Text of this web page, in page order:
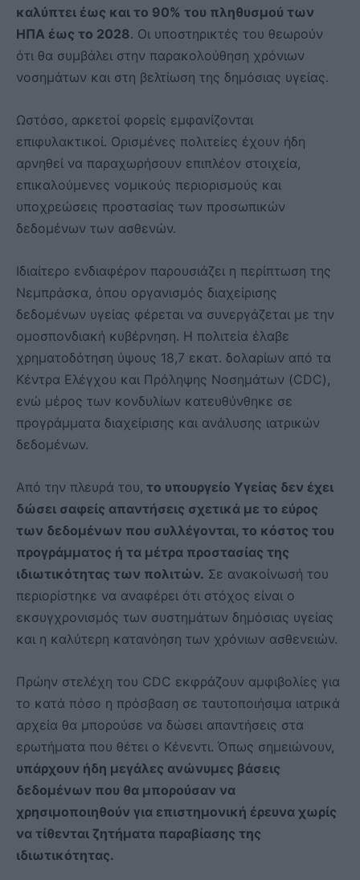
καλύπτει έως και το 90% του πληθυσμού των
ΗΠΑ έως το 2028. Οι υποστηρικτές του θεωρούν
ότι θα συμβάλει στην παρακολούθηση χρόνιων
νοσημάτων και στη βελτίωση της δημόσιας υγείας.
Ωστόσο, αρκετοί φορείς εμφανίζονται
επιφυλακτικοί. Ορισμένες πολιτείες έχουν ήδη
αρνηθεί να παραχωρήσουν επιπλέον στοιχεία,
επικαλούμενες νομικούς περιορισμούς και
υποχρεώσεις προστασίας των προσωπικών
δεδομένων των ασθενών.
Ιδιαίτερο ενδιαφέρον παρουσιάζει η περίπτωση της
Νεμπράσκα, όπου οργανισμός διαχείρισης
δεδομένων υγείας φέρεται να συνεργάζεται με την
ομοσπονδιακή κυβέρνηση. Η πολιτεία έλαβε
χρηματοδότηση ύψους 18,7 εκατ. δολαρίων από τα
Κέντρα Ελέγχου και Πρόληψης Νοσημάτων (CDC),
ενώ μέρος των κονδυλίων κατευθύνθηκε σε
προγράμματα διαχείρισης και ανάλυσης ιατρικών
δεδομένων.
Από την πλευρά του, το υπουργείο Υγείας δεν έχει
δώσει σαφείς απαντήσεις σχετικά με το εύρος
των δεδομένων που συλλέγονται, το κόστος του
προγράμματος ή τα μέτρα προστασίας της
ιδιωτικότητας των πολιτών. Σε ανακοίνωσή του
περιορίστηκε να αναφέρει ότι στόχος είναι ο
εκσυγχρονισμός των συστημάτων δημόσιας υγείας
και η καλύτερη κατανόηση των χρόνιων ασθενειών.
Πρώην στελέχη του CDC εκφράζουν αμφιβολίες για
το κατά πόσο η πρόσβαση σε ταυτοποιήσιμα ιατρικά
αρχεία θα μπορούσε να δώσει απαντήσεις στα
ερωτήματα που θέτει ο Κένεντι. Όπως σημειώνουν,
υπάρχουν ήδη μεγάλες ανώνυμες βάσεις
δεδομένων που θα μπορούσαν να
χρησιμοποιηθούν για επιστημονική έρευνα χωρίς
να τίθενται ζητήματα παραβίασης της
ιδιωτικότητας.